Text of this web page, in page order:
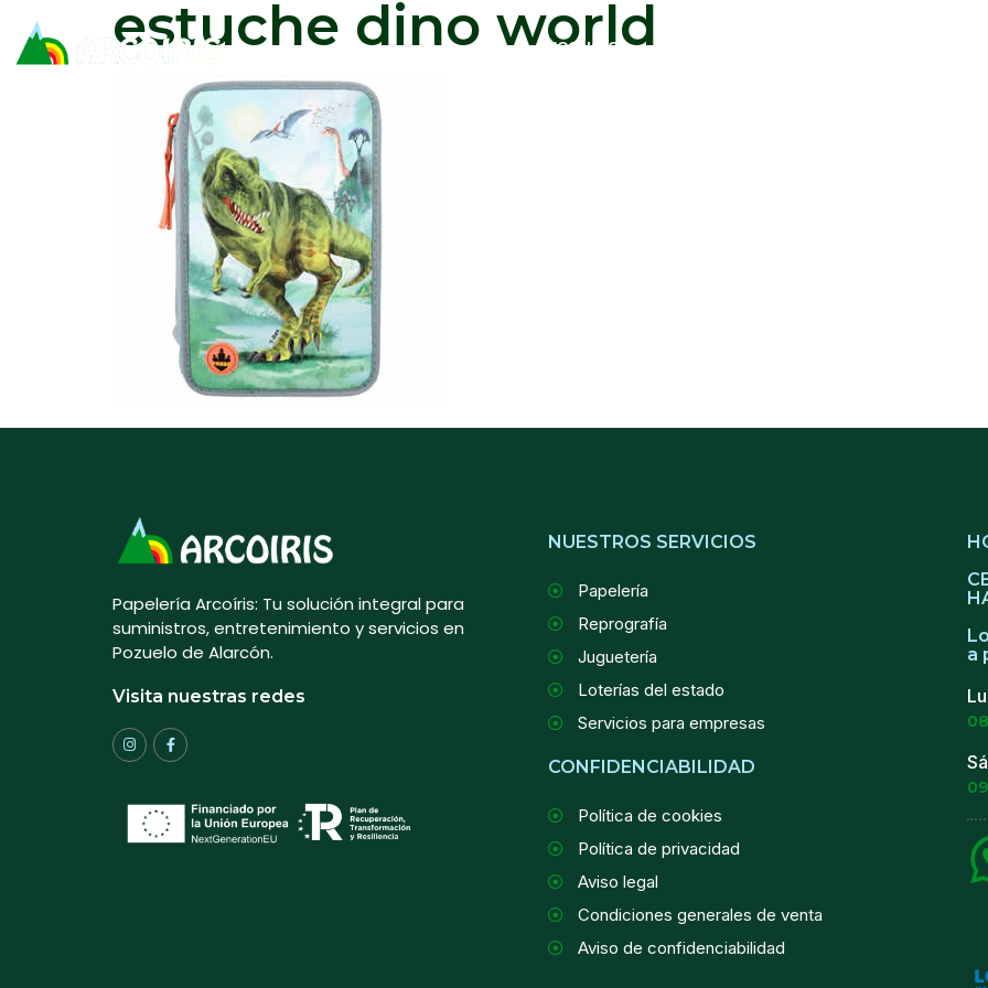
Productos
estuche dino world
Papelería Arcoíris: Tu solución integral para
suministros, entretenimiento y servicios en
Pozuelo de Alarcón.
Visita nuestras redes
NUESTROS SERVICIOS
Papelería
Reprografía
Juguetería
Loterías del estado
Servicios para empresas
CONFIDENCIABILIDAD
Política de cookies
Política de privacidad
Aviso legal
Condiciones generales de venta
Aviso de confidenciabilidad
a